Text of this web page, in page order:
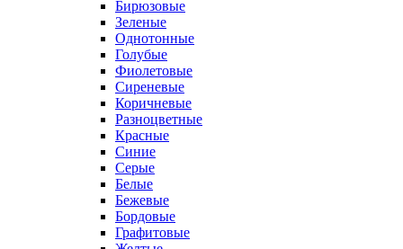
Бирюзовые
Зеленые
Однотонные
Голубые
Фиолетовые
Сиреневые
Коричневые
Разноцветные
Красные
Синие
Серые
Белые
Бежевые
Бордовые
Графитовые